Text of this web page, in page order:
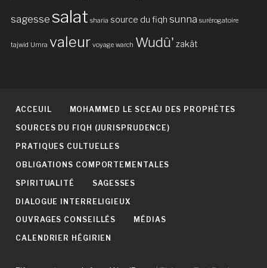
sagesse salat sharia source du fiqh sunna surérogatoire
tajwid Umra valeur voyage warch Wudû' zakât
ACCEUIL MOHAMMED LE SCEAU DES PROPHÈTES
SOURCES DU FIQH (JURISPRUDENCE)
PRATIQUES CULTUELLES
OBLIGATIONS COMPORTEMENTALES
SPIRITUALITÉ SAGESSES
DIALOGUE INTERRELIGIEUX
OUVRAGES CONSEILLÉS MÉDIAS
CALENDRIER HÉGIRIEN